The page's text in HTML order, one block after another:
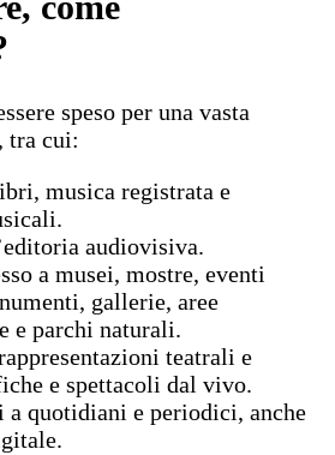
speso per una vasta
tra cui:
musica registrata e
audiovisiva.
a musei, mostre, eventi
gallerie, aree
e parchi naturali.
teatrali e
e spettacoli dal vivo.
a quotidiani e periodici, anche